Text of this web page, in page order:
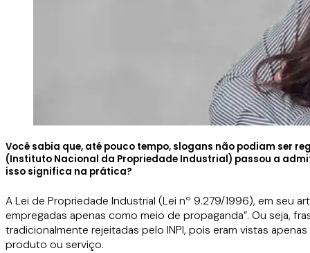
Você sabia que, até pouco tempo, slogans não podiam ser
(Instituto Nacional da Propriedade Industrial) passou a
isso significa na prática?
A Lei de Propriedade Industrial (Lei nº 9.279/1996), em seu
empregadas apenas como meio de propaganda”. Ou seja,
tradicionalmente rejeitadas pelo INPI, pois eram vistas
produto ou serviço.